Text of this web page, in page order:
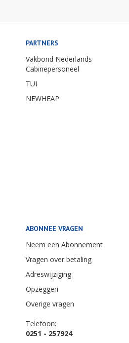
PARTNERS
Vakbond Nederlands
Cabinepersoneel
TUI
NEWHEAP
ABONNEE VRAGEN
Neem een Abonnement
Vragen over betaling
Adreswijziging
Opzeggen
Overige vragen
Telefoon:
0251 - 257924